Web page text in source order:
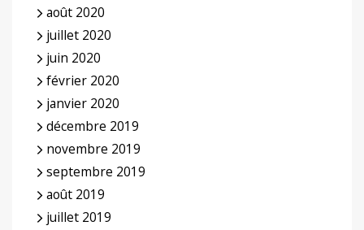
août 2020
juillet 2020
juin 2020
février 2020
janvier 2020
décembre 2019
novembre 2019
septembre 2019
août 2019
juillet 2019